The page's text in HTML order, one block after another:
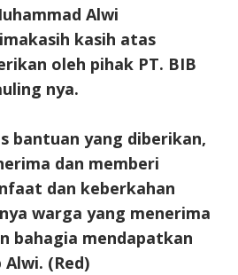
Alwi
kasih atas
oleh pihak PT. BIB
nya.
bantuan yang diberikan,
dan memberi
dan keberkahan
warga yang menerima
bahagia mendapatkan
(Red)